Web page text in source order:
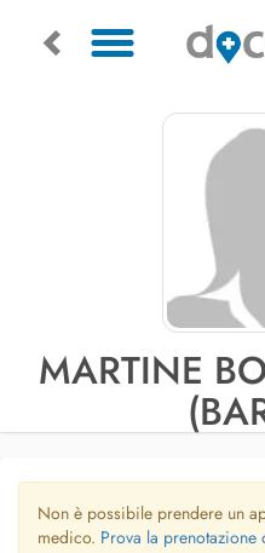
MARTINE
Non è possibile prendere un
medico. Prova la